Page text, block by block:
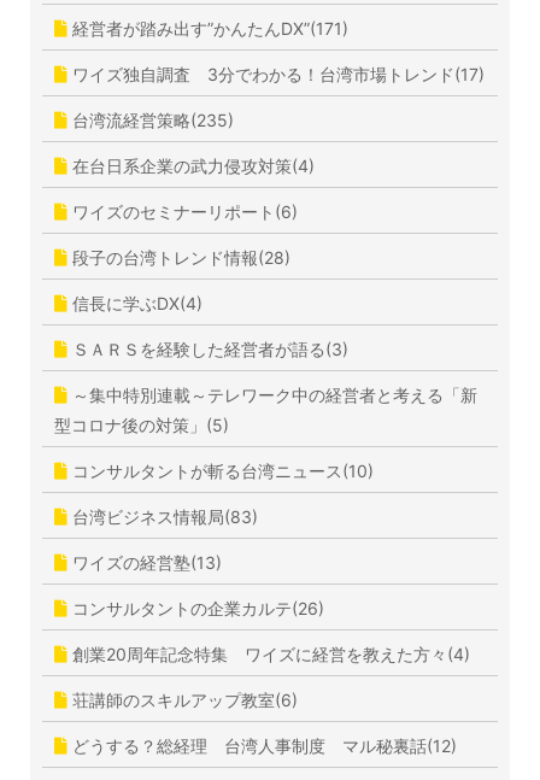
経営者が踏み出す”かんたんDX”(171)
ワイズ独自調査 3分でわかる！台湾市場トレンド(17)
台湾流経営策略(235)
在台日系企業の武力侵攻対策(4)
ワイズのセミナーリポート(6)
段子の台湾トレンド情報(28)
信長に学ぶDX(4)
ＳＡＲＳを経験した経営者が語る(3)
～集中特別連載～テレワーク中の経営者と考える「新
型コロナ後の対策」(5)
コンサルタントが斬る台湾ニュース(10)
台湾ビジネス情報局(83)
ワイズの経営塾(13)
コンサルタントの企業カルテ(26)
創業20周年記念特集 ワイズに経営を教えた方々(4)
荘講師のスキルアップ教室(6)
どうする？総経理 台湾人事制度 マル秘裏話(12)